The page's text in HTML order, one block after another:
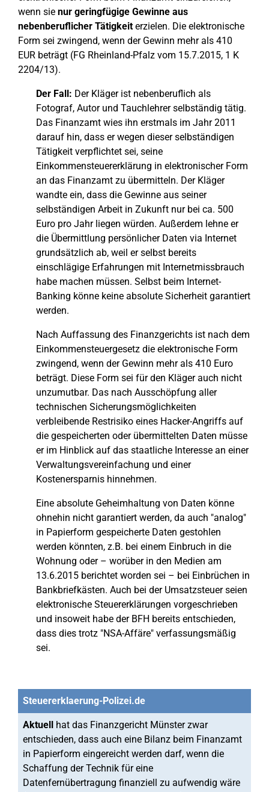
wenn sie nur geringfügige Gewinne aus
nebenberuflicher Tätigkeiterzielen. Die elektronische
Form sei zwingend, wenn der Gewinn mehr als 410
EUR beträgt (FG Rheinland-Pfalz vom 15.7.2015, 1 K
2204/13).
Der Fall: Der Kläger ist nebenberuflich als
Fotograf, Autor und Tauchlehrer selbständig tätig.
Das Finanzamt wies ihn erstmals im Jahr 2011
darauf hin, dass er wegen dieser selbständigen
Tätigkeit verpflichtet sei, seine
Einkommensteuererklärung in elektronischer Form
an das Finanzamt zu übermitteln. Der Kläger
wandte ein, dass die Gewinne aus seiner
selbständigen Arbeit in Zukunft nur bei ca. 500
Euro pro Jahr liegen würden. Außerdem lehne er
die Übermittlung persönlicher Daten via Internet
grundsätzlich ab, weil er selbst bereits
einschlägige Erfahrungen mit Internetmissbrauch
habe machen müssen. Selbst beim Internet-
Banking könne keine absolute Sicherheit garantiert
werden.
Nach Auffassung des Finanzgerichts ist nach dem
Einkommensteuergesetz die elektronische Form
zwingend, wenn der Gewinn mehr als 410 Euro
beträgt. Diese Form sei für den Kläger auch nicht
unzumutbar. Das nach Ausschöpfung aller
technischen Sicherungsmöglichkeiten
verbleibende Restrisiko eines Hacker-Angriffs auf
die gespeicherten oder übermittelten Daten müsse
er im Hinblick auf das staatliche Interesse an einer
Verwaltungsvereinfachung und einer
Kostenersparnis hinnehmen.
Eine absolute Geheimhaltung von Daten könne
ohnehin nicht garantiert werden, da auch "analog"
in Papierform gespeicherte Daten gestohlen
werden könnten, z.B. bei einem Einbruch in die
Wohnung oder – worüber in den Medien am
13.6.2015 berichtet worden sei – bei Einbrüchen in
Bankbriefkästen. Auch bei der Umsatzsteuer seien
elektronische Steuererklärungen vorgeschrieben
und insoweit habe der BFH bereits entschieden,
dass dies trotz "NSA-Affäre" verfassungsmäßig
sei.
Steuererklaerung-Polizei.de
Aktuell hat das Finanzgericht Münster zwar
entschieden, dass auch eine Bilanz beim Finanzamt
in Papierform eingereicht werden darf, wenn die
Schaffung der Technik für eine
Datenfernübertragung finanziell zu aufwendig wäre